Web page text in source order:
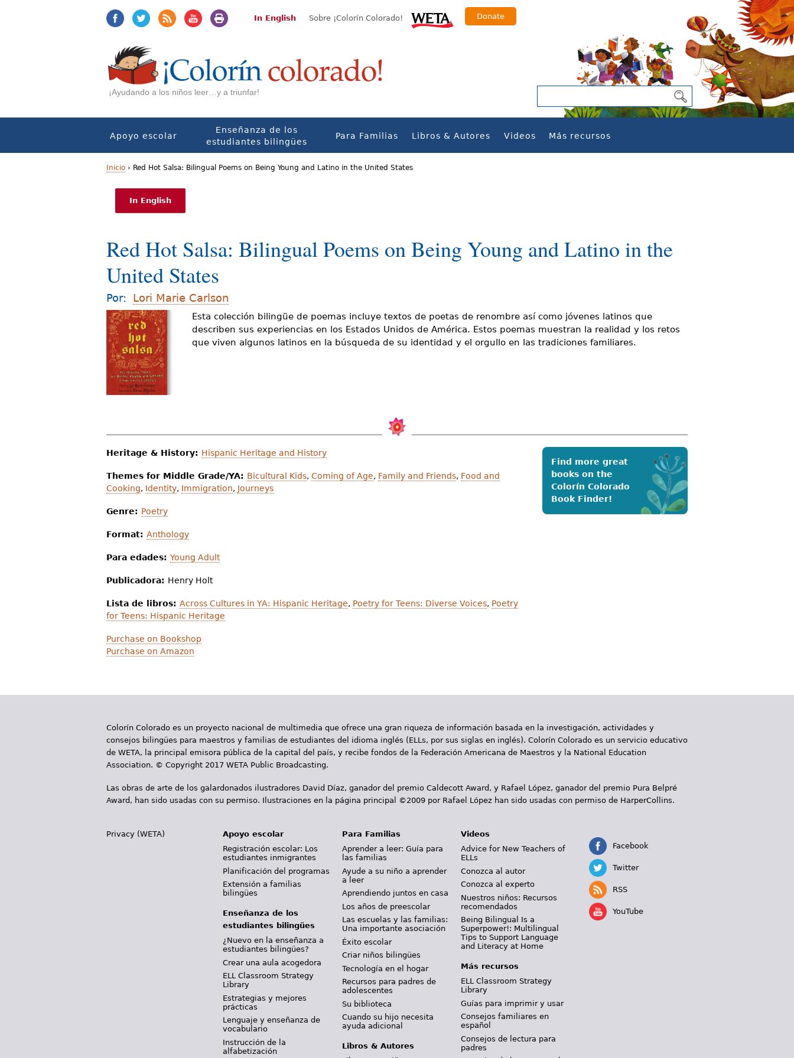
In English Sobre ¡Colorín Colorado! Donate
¡Ayudando a los niños leer…y a triunfar!
Apoyo escolar
Enseñanza de los
estudiantes bilingües
Para Familias Libros & Autores Videos Más recursos
U
t
e
d
e
s
t
á
a
í
Inicio › Red Hot Salsa: Bilingual Poems on Being Young and Latino in the United States
In English
Red Hot Salsa: Bilingual Poems on Being Young and Latino in the
United States
Por: Lori Marie Carlson
Esta colección bilingüe de poemas incluye textos de poetas de renombre así como jóvenes latinos que
describen sus experiencias en los Estados Unidos de América. Estos poemas muestran la realidad y los retos
que viven algunos latinos en la búsqueda de su identidad y el orgullo en las tradiciones familiares.
Heritage & History: Hispanic Heritage and History
Themes for Middle Grade/YA: Bicultural Kids, Coming of Age, Family and Friends, Food and
Cooking, Identity, Immigration, Journeys
Genre: Poetry
Format: Anthology
Para edades: Young Adult
Publicadora: Henry Holt
Lista de libros: Across Cultures in YA: Hispanic Heritage, Poetry for Teens: Diverse Voices, Poetry
for Teens: Hispanic Heritage
Purchase on Bookshop
Purchase on Amazon
Find more great
books on the
Colorín Colorado
Book Finder!
Colorín Colorado es un proyecto nacional de multimedia que ofrece una gran riqueza de información basada en la investigación, actividades y
consejos bilingües para maestros y familias de estudiantes del idioma inglés (ELLs, por sus siglas en inglés). Colorín Colorado es un servicio educativo
de WETA, la principal emisora pública de la capital del país, y recibe fondos de la Federación Americana de Maestros y la National Education
Association. © Copyright 2017 WETA Public Broadcasting.
Las obras de arte de los galardonados ilustradores David Díaz, ganador del premio Caldecott Award, y Rafael López, ganador del premio Pura Belpré
Award, han sido usadas con su permiso. Ilustraciones en la página principal ©2009 por Rafael López han sido usadas con permiso de HarperCollins.
Privacy (WETA)
Apoyo escolar
Registración escolar: Los
estudiantes inmigrantes
Planificación del programas
Extensión a familias
bilingües
Enseñanza de los
estudiantes bilingües
¿Nuevo en la enseñanza a
estudiantes bilingües?
Crear una aula acogedora
ELL Classroom Strategy
Library
Estrategias y mejores
prácticas
Lenguaje y enseñanza de
vocabulario
Instrucción de la
alfabetización
Para Familias
Aprender a leer: Guía para
las familias
Ayude a su niño a aprender
a leer
Aprendiendo juntos en casa
Los años de preescolar
Las escuelas y las familias:
Una importante asociación
Éxito escolar
Criar niños bilingües
Tecnología en el hogar
Recursos para padres de
adolescentes
Su biblioteca
Cuando su hijo necesita
ayuda adicional
Libros & Autores
Videos
Advice for New Teachers of
ELLs
Conozca al autor
Conozca al experto
Nuestros niños: Recursos
recomendados
Being Bilingual Is a
Superpower!: Multilingual
Tips to Support Language
and Literacy at Home
Más recursos
ELL Classroom Strategy
Library
Guías para imprimir y usar
Consejos familiares en
español
Consejos de lectura para
padres
Facebook
Twitter
RSS
YouTube